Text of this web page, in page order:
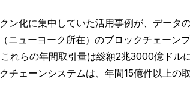
化に集中していた活用事例が、データ
ューヨーク所在）のブロックチェーン
らの年間取引量は総額2兆3000億ドル
ェーンシステムは、年間15億件以上の